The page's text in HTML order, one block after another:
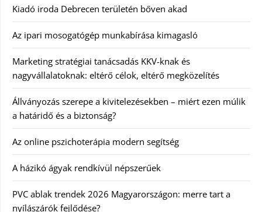
Kiadó iroda Debrecen területén bőven akad
Az ipari mosogatógép munkabírása kimagasló
Marketing stratégiai tanácsadás KKV-knak és
nagyvállalatoknak: eltérő célok, eltérő megközelítés
Állványozás szerepe a kivitelezésekben – miért ezen múlik
a határidő és a biztonság?
Az online pszichoterápia modern segítség
A házikó ágyak rendkívül népszerűek
PVC ablak trendek 2026 Magyarországon: merre tart a
nyílászárók fejlődése?